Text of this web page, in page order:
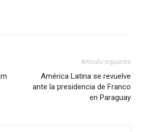
Artículo siguiente
América Latina se revuelve
ante la presidencia de Franco
en Paraguay